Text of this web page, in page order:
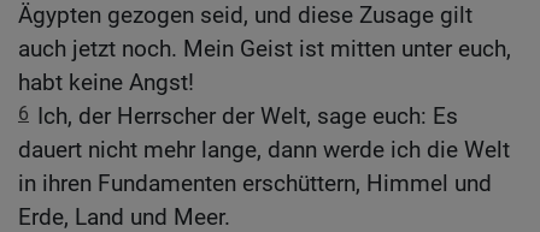
Ägypten gezogen seid, und diese Zusage gilt
auch jetzt noch. Mein Geist ist mitten unter euch,
habt keine Angst!
6 Ich, der Herrscher der Welt, sage euch: Es
dauert nicht mehr lange, dann werde ich die Welt
in ihren Fundamenten erschüttern, Himmel und
Erde, Land und Meer.